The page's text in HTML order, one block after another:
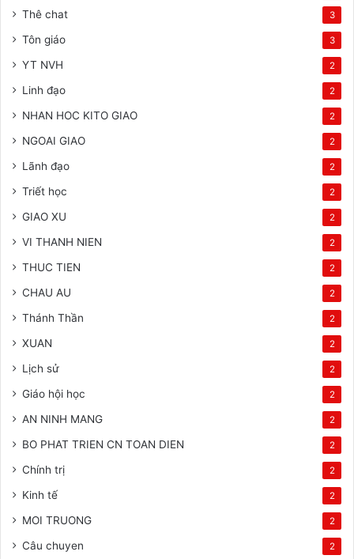
Thê chat 3
Tôn giáo 3
YT NVH 2
Linh đạo 2
NHAN HOC KITO GIAO 2
NGOAI GIAO 2
Lãnh đạo 2
Triết học 2
GIAO XU 2
VI THANH NIEN 2
THUC TIEN 2
CHAU AU 2
Thánh Thần 2
XUAN 2
Lịch sử 2
Giáo hội học 2
AN NINH MANG 2
BO PHAT TRIEN CN TOAN DIEN 2
Chính trị 2
Kinh tế 2
MOI TRUONG 2
Câu chuyen 2